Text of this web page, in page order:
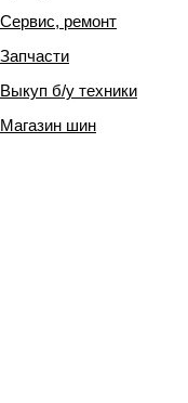
Сервис, ремонт
Запчасти
Выкуп б/у техники
Магазин шин